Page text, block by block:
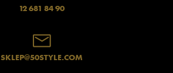
12 681 84 90
SKLEP@50STYLE.COM